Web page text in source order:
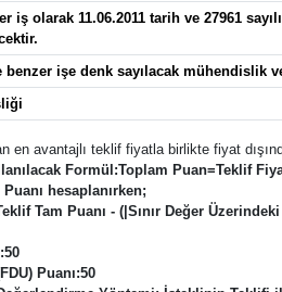
iş olarak 11.06.2011 tarih ve 27961
benzer işe denk sayılacak mühendislik
en avantajlı teklif fiyatla birlikte fiyat
Formül:Toplam Puan=Teklif
hesaplanırken;
Tam Puanı - (|Sınır Değer
50
Puanı:50